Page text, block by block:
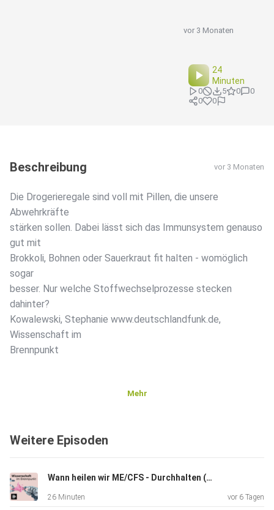
vor 3 Monaten
24
Minuten
0 5 0
0
0
0
Beschreibung vor 3 Monaten
Die Drogerieregale sind voll mit Pillen, die unsere
Abwehrkräfte
stärken sollen. Dabei lässt sich das Immunsystem genauso
gut mit
Brokkoli, Bohnen oder Sauerkraut fit halten - womöglich
sogar
besser. Nur welche Stoffwechselprozesse stecken
dahinter?
Kowalewski, Stephanie www.deutschlandfunk.de,
Wissenschaft im
Brennpunkt
Mehr
Weitere Episoden
Wann heilen wir ME/CFS - Durchhalten (2/2)
26 Minuten vor 6 Tagen